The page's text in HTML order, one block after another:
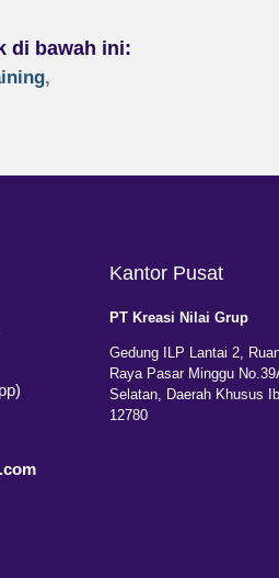
di bawah ini:
Kantor Pusat
PT Kreasi Nilai Grup
Gedung ILP Lantai 2,
Raya Pasar Minggu
Selatan, Daerah Khusus
12780